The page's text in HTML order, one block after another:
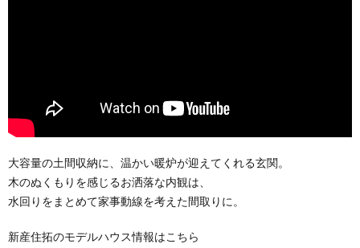
大容量の土間収納に、温かい暖炉が迎えてくれる玄関。
木のぬくもりを感じるお洒落な内観は、
水回りをまとめて家事動線を考えた間取りに。
新産住拓のモデルハウス情報はこちら